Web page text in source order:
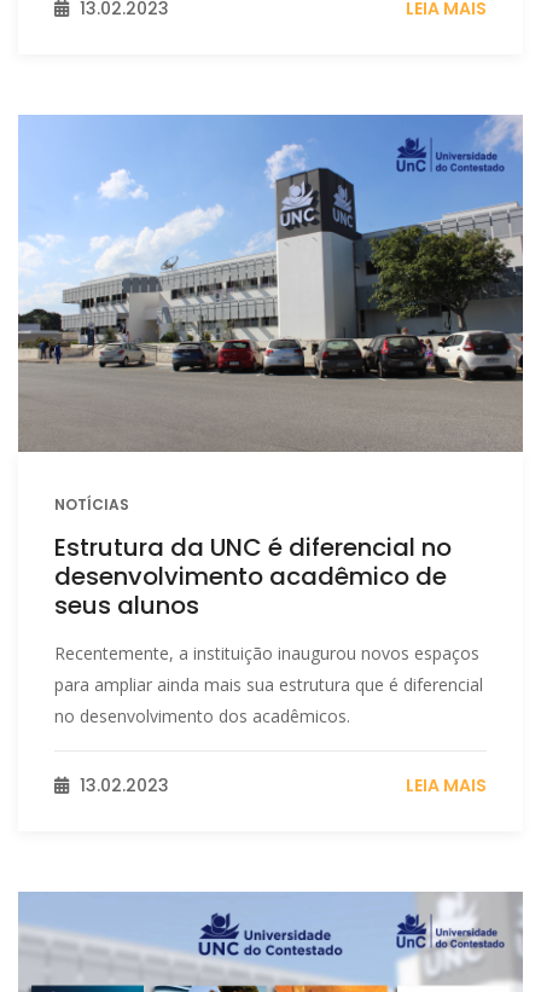
13.02.2023 LEIA MAIS
NOTÍCIAS
Estrutura da UNC é diferencial no
desenvolvimento acadêmico de
seus alunos
Recentemente, a instituição inaugurou novos espaços
para ampliar ainda mais sua estrutura que é diferencial
no desenvolvimento dos acadêmicos.
13.02.2023 LEIA MAIS